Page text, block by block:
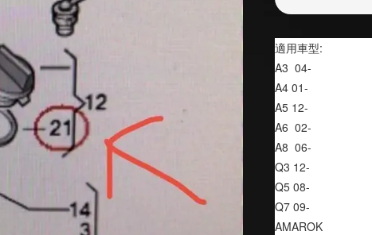
適用車型:
A3  04-
A4 01-
A5 12-
A6  02-
A8  06-
Q3 12-
Q5 08-
Q7 09-
AMAROK